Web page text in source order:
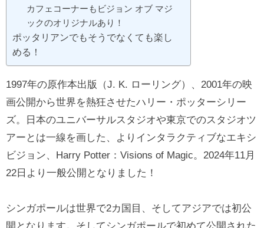
カフェコーナーもビジョン オブ マジ
ックのオリジナルあり！
ポッタリアンでもそうでなくても楽し
める！
1997年の原作本出版（J. K. ローリング）、2001年の映
画公開から世界を熱狂させたハリー・ポッターシリー
ズ。日本のユニバーサルスタジオや東京でのスタジオツ
アーとは一線を画した、よりインタラクティブなエキシ
ビジョン、Harry Potter：Visions of Magic。2024年11月
22日より一般公開となりました！
シンガポールは世界で2カ国目、そしてアジアでは初公